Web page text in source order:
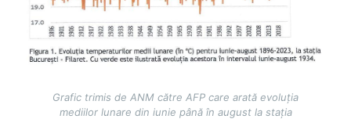
Grafic trimis de ANM către AFP care arată evoluția
mediilor lunare din iunie până în august la stația